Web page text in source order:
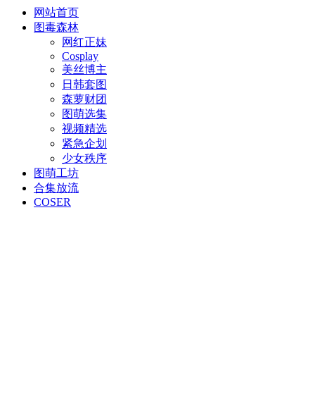
网站首页
图毒森林
网红正妹
Cosplay
美丝博主
日韩套图
森萝财团
图萌选集
视频精选
紧急企划
少女秩序
图萌工坊
合集放流
COSER